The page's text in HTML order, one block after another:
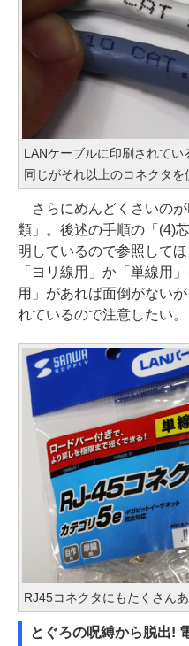
LANケーブルに印刷されてい
同じがそれ以上のコネクタを
さらにめんどくさいの
類」。後述の手順の「(4)
明しているので参照して
「ヨリ線用」か「単線用
用」があれば面倒がない
れているので注意したい。
RJ45コネクタにもたくさん
とぐろの呪縛から脱出!